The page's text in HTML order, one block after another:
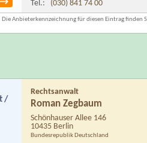
Tel.: (030) 841 74 00
Die Anbieterkennzeichnung für diesen Eintrag
Rechtsanwalt
Roman Zegbaum
Schönhauser Allee 146
10435 Berlin
Bundesrepublik Deutschland
/